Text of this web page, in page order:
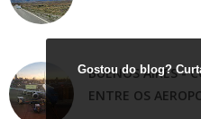
BUENOS AIRES -
ENTRE OS
Gostou do blog?